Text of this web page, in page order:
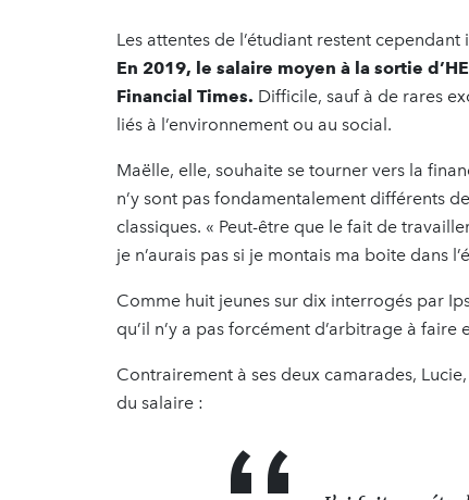
Les attentes de l’étudiant restent
En 2019, le salaire moyen à la sortie
Financial Times. Difficile, sauf à de rares
liés à l’environnement ou au social.
Maëlle, elle, souhaite se tourner vers la
n’y sont pas fondamentalement différents
classiques. « Peut-être que le fait de
je n’aurais pas si je montais ma boite dans
Comme huit jeunes sur dix interrogés par
qu’il n’y a pas forcément d’arbitrage à
Contrairement à ses deux camarades,
du salaire :